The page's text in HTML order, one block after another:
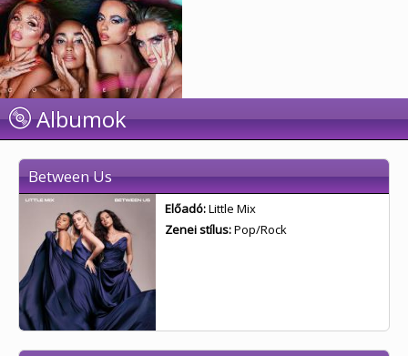
Albumok
Between Us
Előadó:Little Mix
Zenei stílus:Pop/Rock